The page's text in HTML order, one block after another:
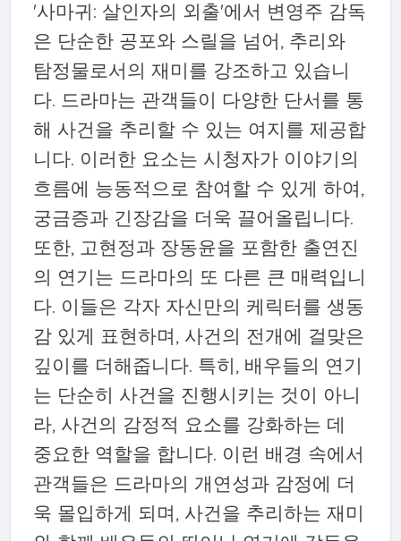
'사마귀: 살인자의 외출'에서 변영주 감독
은 단순한 공포와 스릴을 넘어, 추리와
탐정물로서의 재미를 강조하고 있습니
다. 드라마는 관객들이 다양한 단서를 통
해 사건을 추리할 수 있는 여지를 제공합
니다. 이러한 요소는 시청자가 이야기의
흐름에 능동적으로 참여할 수 있게 하여,
궁금증과 긴장감을 더욱 끌어올립니다.
또한, 고현정과 장동윤을 포함한 출연진
의 연기는 드라마의 또 다른 큰 매력입니
다. 이들은 각자 자신만의 케릭터를 생동
감 있게 표현하며, 사건의 전개에 걸맞은
깊이를 더해줍니다. 특히, 배우들의 연기
는 단순히 사건을 진행시키는 것이 아니
라, 사건의 감정적 요소를 강화하는 데
중요한 역할을 합니다. 이런 배경 속에서
관객들은 드라마의 개연성과 감정에 더
욱 몰입하게 되며, 사건을 추리하는 재미